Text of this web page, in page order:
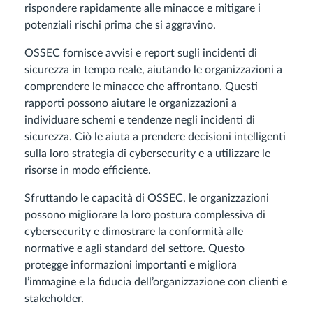
rispondere rapidamente alle minacce e mitigare i
potenziali rischi prima che si aggravino.
OSSEC fornisce avvisi e report sugli incidenti di
sicurezza in tempo reale, aiutando le organizzazioni a
comprendere le minacce che affrontano. Questi
rapporti possono aiutare le organizzazioni a
individuare schemi e tendenze negli incidenti di
sicurezza. Ciò le aiuta a prendere decisioni intelligenti
sulla loro strategia di cybersecurity e a utilizzare le
risorse in modo efficiente.
Sfruttando le capacità di OSSEC, le organizzazioni
possono migliorare la loro postura complessiva di
cybersecurity e dimostrare la conformità alle
normative e agli standard del settore. Questo
protegge informazioni importanti e migliora
l’immagine e la fiducia dell’organizzazione con clienti e
stakeholder.